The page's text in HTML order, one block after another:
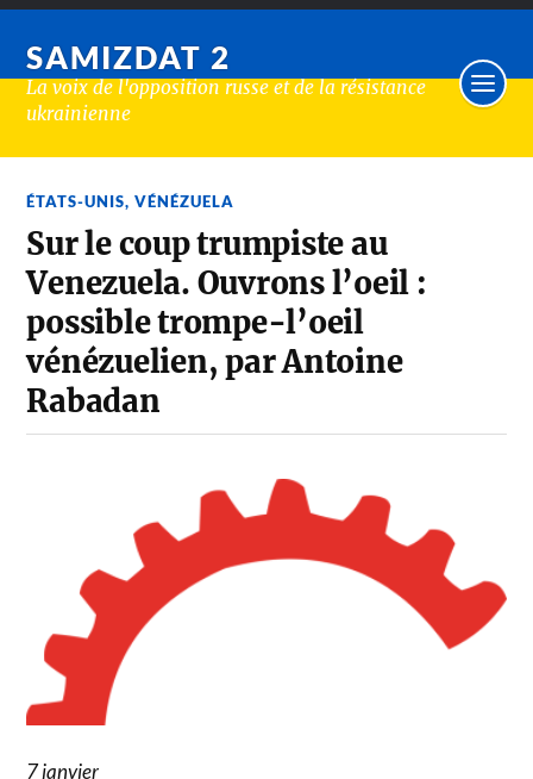
SAMIZDAT 2
La voix de l'opposition russe et de la résistance
ukrainienne
ÉTATS-UNIS,VÉNÉZUELA
Sur le coup trumpiste au
Venezuela. Ouvrons l’oeil :
possible trompe-l’oeil
vénézuelien, par Antoine
Rabadan
7 janvier